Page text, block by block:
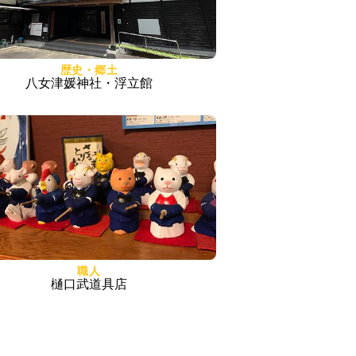
歴史・郷土
八女津媛神社・浮立館
職人
樋口武道具店